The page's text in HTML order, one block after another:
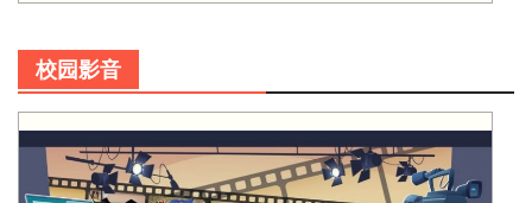
校园影音